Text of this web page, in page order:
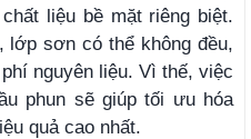
liệu bề mặt riêng biệt.
lớp sơn có thể không đều,
nguyên liệu. Vì thế, việc
phun sẽ giúp tối ưu hóa
quả cao nhất.